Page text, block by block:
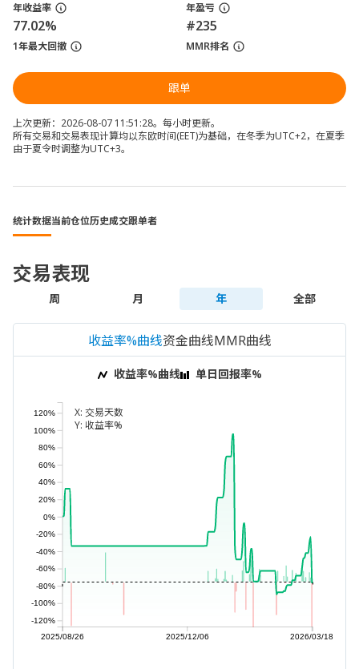
年收益率 年盈亏
77.02%
1年最大回撤
#235
MMR排名
跟单
上次更新：2026-08-07 11:51:28。每小时更新。
所有交易和交易表现计算均以东欧时间(EET)为基础，在冬季为UTC+2，在夏季
由于夏令时调整为UTC+3。
统计数据当前仓位历史成交跟单者
交易表现
周 月 年 全部
收益率%曲线资金曲线MMR曲线
收益率%曲线 单日回报率%
X: 交易天数
Y: 收益率%
-120%
-100%
-80%
-60%
-40%
-20%
0%
20%
40%
60%
80%
100%
120%
2025/08/26 2025/12/06 2026/03/18